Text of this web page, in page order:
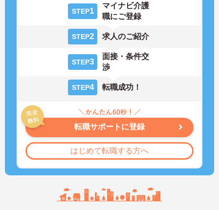
STEP1
マイナビ介護
職にご登録
STEP2 求人のご紹介
STEP3
面接・条件交
渉
STEP4 転職成功！
転職サポートに登録
はじめて転職する方へ